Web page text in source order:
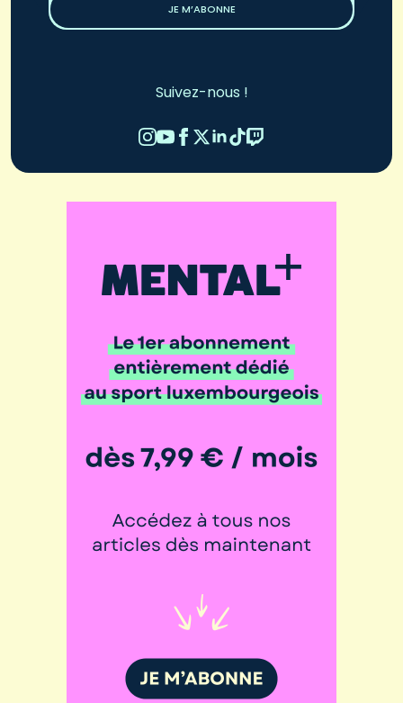
JE M’ABONNE
Suivez-nous !